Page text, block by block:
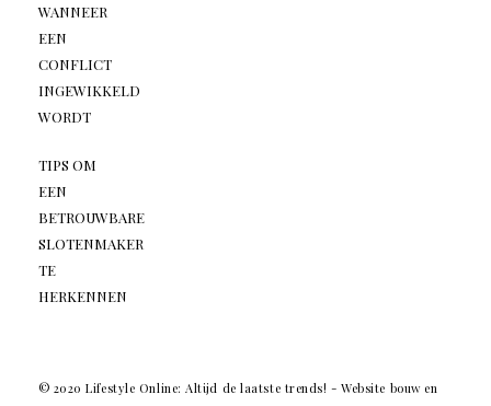
WANNEER
EEN
CONFLICT
INGEWIKKELD
WORDT
TIPS OM
EEN
BETROUWBARE
SLOTENMAKER
TE
HERKENNEN
© 2020 Lifestyle Online: Altijd de laatste trends! -Website bouw en